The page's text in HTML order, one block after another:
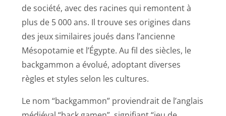
de société, avec des racines qui remontent à
plus de 5 000 ans. Il trouve ses origines dans
des jeux similaires joués dans l’ancienne
Mésopotamie et l’Égypte. Au fil des siècles, le
backgammon a évolué, adoptant diverses
règles et styles selon les cultures.
Le nom “backgammon” proviendrait de l’anglais